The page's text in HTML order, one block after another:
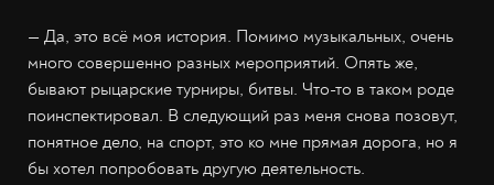
— Да, это всё моя история. Помимо музыкальных, очень
много совершенно разных мероприятий. Опять же,
бывают рыцарские турниры, битвы. Что-то в таком роде
поинспектировал. В следующий раз меня снова позовут,
понятное дело, на спорт, это ко мне прямая дорога, но я
бы хотел попробовать другую деятельность.